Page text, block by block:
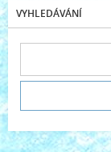
VYHLEDÁVÁNÍ